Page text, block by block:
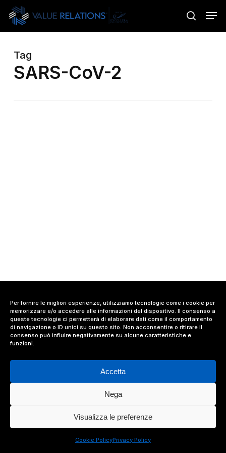
Per fornire le migliori esperienze, utilizziamo tecnologie come i cookie per
memorizzare e/o accedere alle informazioni del dispositivo. Il consenso a
queste tecnologie ci permetterà di elaborare dati come il comportamento
di navigazione o ID unici su questo sito. Non acconsentire o ritirare il
consenso può influire negativamente su alcune caratteristiche e
funzioni.
Accetta
Nega
Visualizza le preferenze
Cookie PolicyPrivacy Policy
Skip
main
search
Tag
SARS-CoV-2
© 2024 Value Relations Srl, All Rights Reserved.
instagram